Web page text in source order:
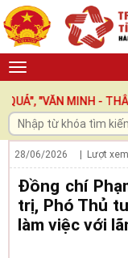
THÂN THIỆN -
28/06/2026 | Lượt xem
Đồng chí
trị, Phó Thủ
làm việc với